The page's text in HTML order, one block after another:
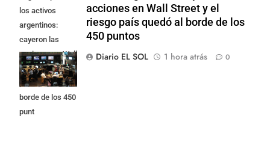
los activos
argentinos:
cayeron las
acciones en Wall
Street y el riesgo
país quedó al
borde de los 450
punt
acciones en Wall Street y el
riesgo país quedó al borde de los
450 puntos
Diario EL SOL
1 hora atrás 0